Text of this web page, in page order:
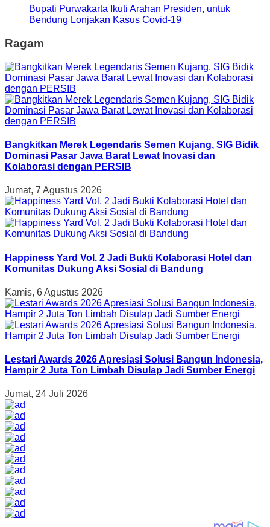
Bupati Purwakarta Ikuti Arahan Presiden, untuk
Bendung Lonjakan Kasus Covid-19
Ragam
Bangkitkan Merek Legendaris Semen Kujang, SIG Bidik
Dominasi Pasar Jawa Barat Lewat Inovasi dan
Kolaborasi dengan PERSIB
Jumat, 7 Agustus 2026
Happiness Yard Vol. 2 Jadi Bukti Kolaborasi Hotel dan
Komunitas Dukung Aksi Sosial di Bandung
Kamis, 6 Agustus 2026
Lestari Awards 2026 Apresiasi Solusi Bangun Indonesia,
Hampir 2 Juta Ton Limbah Disulap Jadi Sumber Energi
Jumat, 24 Juli 2026